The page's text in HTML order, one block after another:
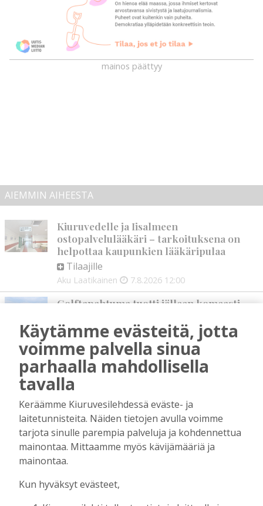
mainos päättyy
AIEMMIN AIHEESTA
Kiuruvedelle ja Iisalmeen
ostopalvelulääkäri – tarkoituksena on
helpottaa kaupunkien lääkäripulaa
Tilaajille
Aku Laatikainen 7.8.2026 12:00
Golftapahtuma tuotti jälleen komeasti
julkaistaan loppuvuodesta
Tilaajille
Aku Laatikainen 7.8.2026 11:33
Biokaasu, Hingunniemi, tiet,
rahoitusasiat, työllisyys, lääkäripula… –
ministeri Sari Essayahin kanssa piisasi
keskustelunaiheita
Tilaajille
Aku Laatikainen 6.8.2026 16:00
OP Kaskimaan vakavaraisuus vahvistui –
korkotason muutos heijastui alkuvuoden
tulokseen
Käytämme evästeitä, jotta
voimme palvella sinua
parhaalla mahdollisella
tavalla
Keräämme Kiuruvesilehdessä eväste- ja
laitetunnisteita. Näiden tietojen avulla voimme
tarjota sinulle parempia palveluja ja kohdennettua
mainontaa. Mittaamme myös kävijämääriä ja
mainontaa.
Kun hyväksyt evästeet,